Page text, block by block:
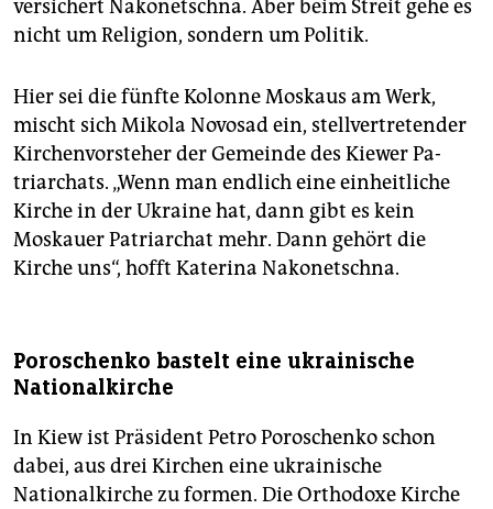
versichert Nakonetschna. Aber beim Streit gehe es
nicht um Religion, sondern um Politik.
Hier sei die fünfte Kolonne Moskaus am Werk,
mischt sich Mikola Novosad ein, stellvertretender
Kirchenvorsteher der Gemeinde des Kiewer Pa­
triar­chats. „Wenn man endlich eine einheitliche
Kirche in der Ukraine hat, dann gibt es kein
Moskauer Patriarchat mehr. Dann gehört die
Kirche uns“, hofft Katerina Nakonetschna.
Poroschenko bastelt eine ukrainische
Nationalkirche
In Kiew ist Präsident Petro Poroschenko schon
dabei, aus drei Kirchen eine ukrainische
Nationalkirche zu formen. Die Orthodoxe Kirche